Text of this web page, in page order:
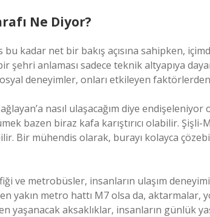
Ne Diyor?
kadar net bir bakış açısına sahipken,
şehri anlaması sadece teknik altyapıya
deneyimler, onları etkileyen
nasıl ulaşacağım diye
bazen biraz kafa karıştırıcı olabilir.
Bir mühendis olarak, burayı kolayca
ve metrobüsler, insanların ulaşım
yakın metro hattı M7 olsa da, aktarmalar,
yaşanacak aksaklıklar, insanların günlük